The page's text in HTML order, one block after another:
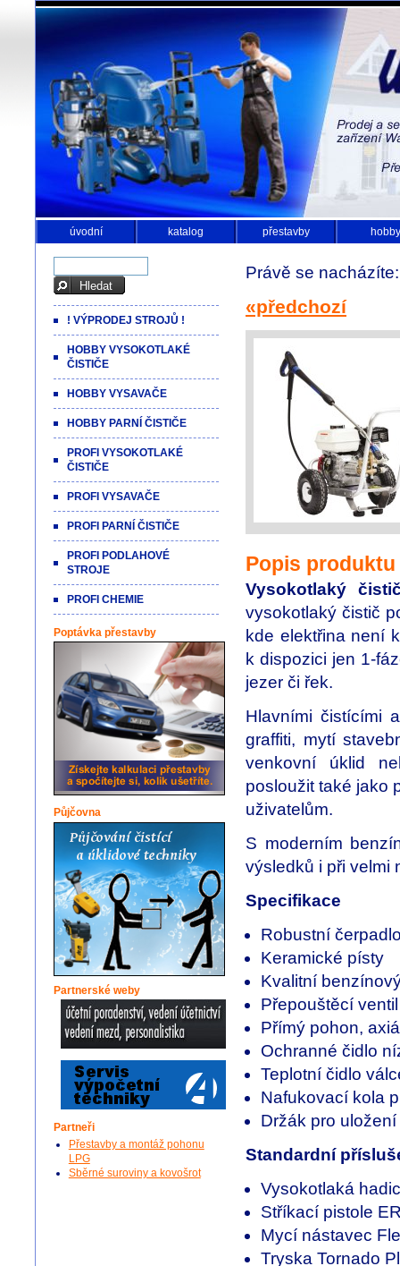
úvodní katalog přestavby hobby
Právě se
«předchozí
Popis produktu
Vysokotlaký
vysokotlaký čistič
kde elektřina není
k dispozici jen 1-
jezer či řek.
Hlavními čistícími
graffiti, mytí
venkovní úklid
posloužit také jako
uživatelům.
S moderním
výsledků i při velmi
Specifikace
Robustní
Keramické písty
Kvalitní
Přepouštěcí
Přímý pohon,
Ochranné čidlo
Teplotní čidlo
Nafukovací kola
Držák pro
Standardní
Vysokotlaká
Stříkací pistole
Mycí nástavec
Tryska Tornado
! VÝPRODEJ STROJŮ !
HOBBY VYSOKOTLAKÉ
ČISTIČE
HOBBY VYSAVAČE
HOBBY PARNÍ ČISTIČE
PROFI VYSOKOTLAKÉ
ČISTIČE
PROFI VYSAVAČE
PROFI PARNÍ ČISTIČE
PROFI PODLAHOVÉ
STROJE
PROFI CHEMIE
Poptávka přestavby
Půjčovna
Partnerské weby
Partneři
Přestavby a montáž pohonu
LPG
Sběrné suroviny a kovošrot